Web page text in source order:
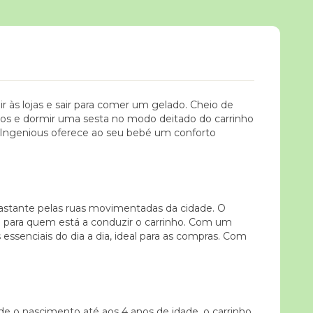
lojas e sair para comer um gelado. Cheio de
e dormir uma sesta no modo deitado do carrinho
oferece ao seu bebé um conforto
pelas ruas movimentadas da cidade. O
quem está a conduzir o carrinho. Com um
do dia a dia, ideal para as compras. Com